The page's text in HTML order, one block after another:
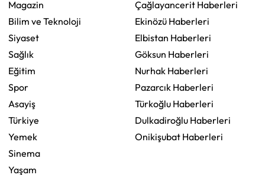
Magazin
Bilim ve Teknoloji
Siyaset
Sağlık
Eğitim
Spor
Asayiş
Türkiye
Yemek
Sinema
Yaşam
Çağlayancerit Haberleri
Ekinözü Haberleri
Elbistan Haberleri
Göksun Haberleri
Nurhak Haberleri
Pazarcık Haberleri
Türkoğlu Haberleri
Dulkadiroğlu Haberleri
Onikişubat Haberleri